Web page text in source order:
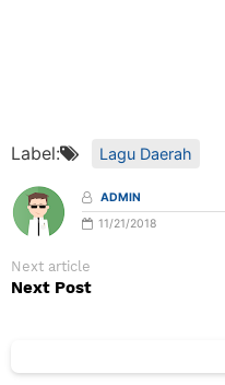
Label: Lagu Daerah
ADMIN
11/21/2018
Next article
Next Post